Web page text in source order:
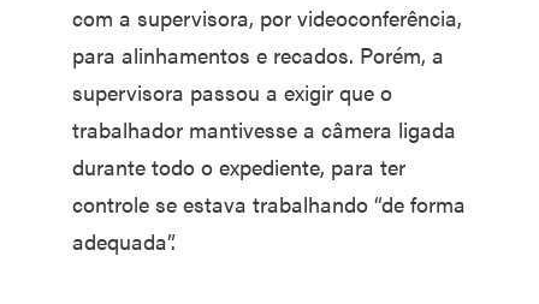
com a supervisora, por videoconferência,
para alinhamentos e recados. Porém, a
supervisora passou a exigir que o
trabalhador mantivesse a câmera ligada
durante todo o expediente, para ter
controle se estava trabalhando “de forma
adequada”.